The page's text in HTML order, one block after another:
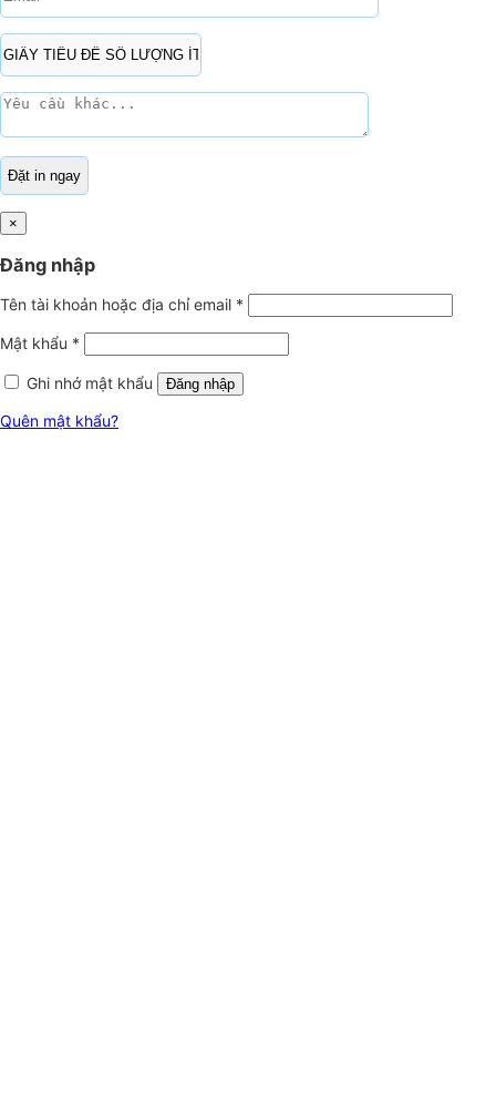
×
Đăng nhập
Tên tài khoản hoặc địa chỉ email *
Mật khẩu *
Ghi nhớ mật khẩu Đăng nhập
Quên mật khẩu?